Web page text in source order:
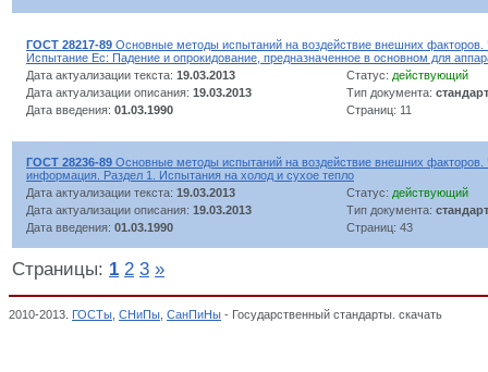
ГОСТ 28217-89 Основные методы испытаний на воздействие внешних факторов.
Испытание Ес: Падение и опрокидование, предназначенное в основном для
Дата актуализации текста: 19.03.2013 Статус: действующий
Дата актуализации описания: 19.03.2013 Тип документа: стандарт
Дата введения: 01.03.1990 Страниц: 11
ГОСТ 28236-89 Основные методы испытаний на воздействие внешних факторов.
информация. Раздел 1. Испытания на холод и сухое тепло
Дата актуализации текста: 19.03.2013 Статус: действующий
Дата актуализации описания: 19.03.2013 Тип документа: стандарт
Дата введения: 01.03.1990 Страниц: 43
Страницы: 1 2 3 »
2010-2013. ГОСТы СНиПы СанПиНы - Государственный стандарты. скачать